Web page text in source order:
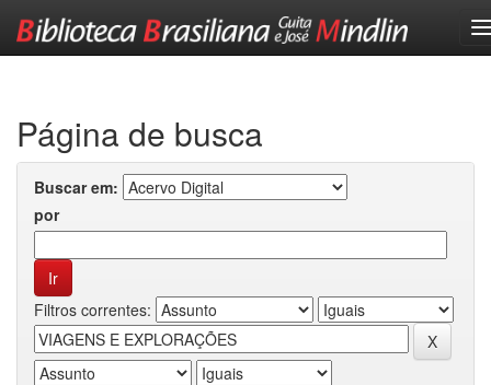
Página de busca
Buscar em:
por
Filtros correntes: